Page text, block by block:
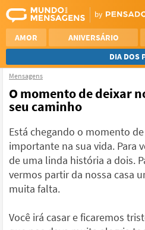
AMOR ANIVERSÁRIO
DIA DOS
REFLEXÃO
SAUDADE
NAMORO
Mensagens
O momento de deixar
seu caminho
Está chegando o momento
importante na sua vida. Para
de uma linda história a dois.
vermos partir da nossa casa
muita falta.
Você irá casar e ficaremos